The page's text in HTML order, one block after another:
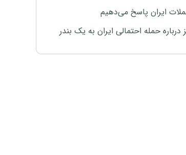
ایران پاسخ می‌دهیم
درباره حمله احتمالی ایران به یک بندر